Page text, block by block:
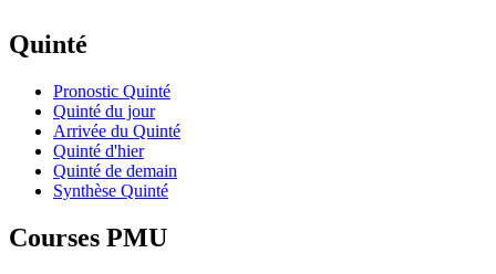
Quinté
Pronostic Quinté
Quinté du jour
Arrivée du Quinté
Quinté d'hier
Quinté de demain
Synthèse Quinté
Courses PMU